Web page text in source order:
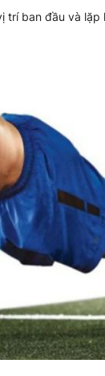
trí ban đầu và